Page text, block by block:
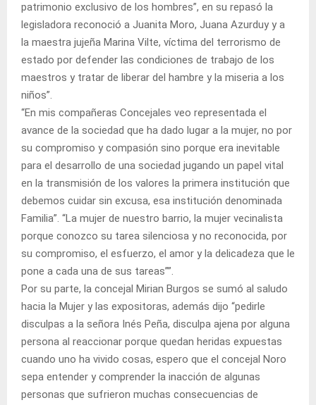
patrimonio exclusivo de los hombres”, en su repasó la
legisladora reconoció a Juanita Moro, Juana Azurduy y a
la maestra jujeña Marina Vilte, víctima del terrorismo de
estado por defender las condiciones de trabajo de los
maestros y tratar de liberar del hambre y la miseria a los
niños”.
“En mis compañeras Concejales veo representada el
avance de la sociedad que ha dado lugar a la mujer, no por
su compromiso y compasión sino porque era inevitable
para el desarrollo de una sociedad jugando un papel vital
en la transmisión de los valores la primera institución que
debemos cuidar sin excusa, esa institución denominada
Familia”. “La mujer de nuestro barrio, la mujer vecinalista
porque conozco su tarea silenciosa y no reconocida, por
su compromiso, el esfuerzo, el amor y la delicadeza que le
pone a cada una de sus tareas””.
Por su parte, la concejal Mirian Burgos se sumó al saludo
hacia la Mujer y las expositoras, además dijo “pedirle
disculpas a la señora Inés Peña, disculpa ajena por alguna
persona al reaccionar porque quedan heridas expuestas
cuando uno ha vivido cosas, espero que el concejal Noro
sepa entender y comprender la inacción de algunas
personas que sufrieron muchas consecuencias de